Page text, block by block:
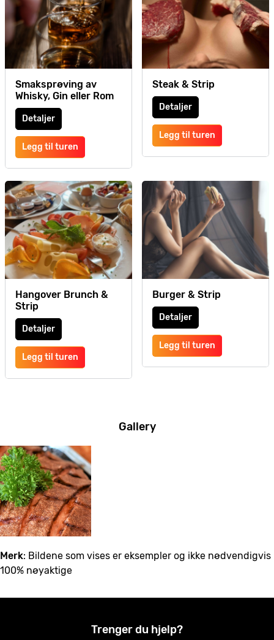
Smaksprøving av
Whisky, Gin eller Rom
Detaljer
Legg til turen
Steak & Strip
Detaljer
Legg til turen
Hangover Brunch &
Strip
Detaljer
Legg til turen
Burger & Strip
Detaljer
Legg til turen
Gallery
Merk: Bildene som vises er eksempler og ikke nødvendigvis
100% nøyaktige
Trenger du hjelp?